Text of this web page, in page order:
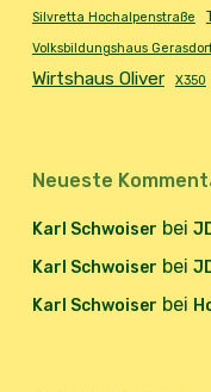
Silvretta Hochalpenstraße
Volksbildungshaus
Wirtshaus Oliver X350
Neueste
Karl Schwoiser bei
Karl Schwoiser bei
Karl Schwoiser bei